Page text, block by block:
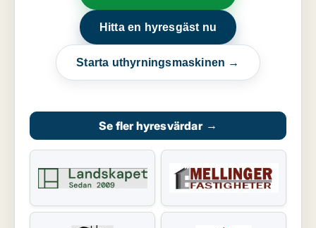
Hitta en hyresgäst nu
Starta uthyrningsmaskinen →
Se fler hyresvärdar →